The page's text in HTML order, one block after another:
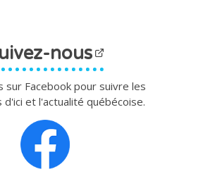
nous
sur Facebook pour suivre les
et l'actualité québécoise.